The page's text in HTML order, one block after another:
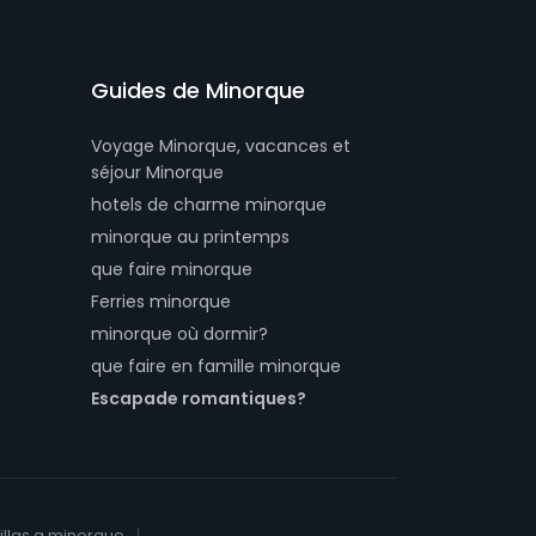
Guides de Minorque
Voyage Minorque, vacances et
séjour Minorque
hotels de charme minorque
minorque au printemps
que faire minorque
Ferries minorque
minorque où dormir?
que faire en famille minorque
Escapade romantiques?